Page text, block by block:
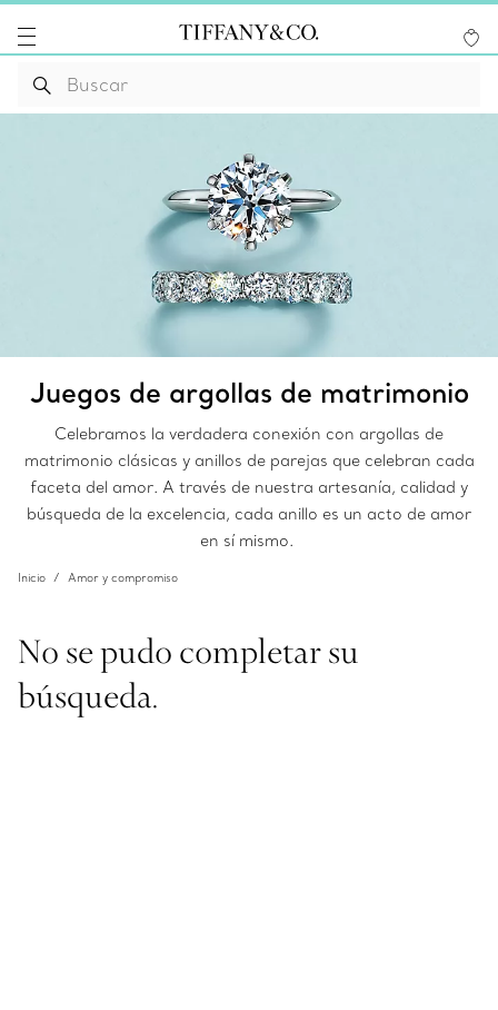
Juegos de argollas de matrimonio
Celebramos la verdadera conexión con argollas de
matrimonio clásicas y anillos de parejas que celebran cada
faceta del amor. A través de nuestra artesanía, calidad y
búsqueda de la excelencia, cada anillo es un acto de amor
en sí mismo.
Inicio Amor y compromiso
No se pudo completar su
búsqueda.